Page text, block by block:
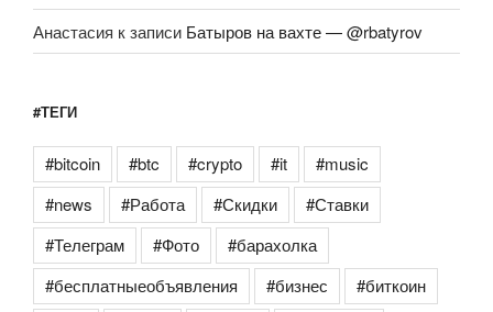
Анастасия к записи Батыров на вахте — @rbatyrov
#ТЕГИ
#bitcoin #btc #crypto #it
#music
#news
#Работа #Скидки
#Ставки
#Телеграм
#Фото
#барахолка
#бесплатныеобъявления
#бизнес
#биткоин